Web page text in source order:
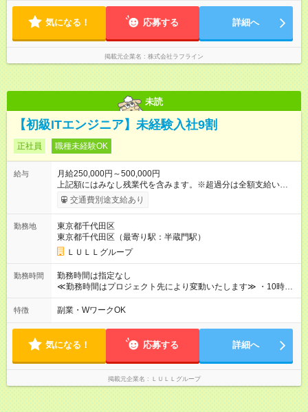
気になる！ 応募する 詳細へ
掲載元企業名 株式会社ラフライン
未読
【初級ITエンジニア】未経験入社9割
正社員 職種未経験OK
給与
月給250,000円～500,000円
上記額にはみなし残業代を含みます。※超過分は全額支給いたし
ます。 みなし残業代 21,675円／月 みなし残業時間 12時間／月 -
------------------------------------------------------- ≪経験者の方は以下と
万円～＋業績賞与＋交通費＋各種手当 ※固定残業代（30時間/6
万6，610円分）を含む。超過分は追加支給いたします 能力やス
キルを考慮し初任給を決定。経験者の方は前給考慮も可能で
す！ ◎昇給年1回（研修終了後） ◎賞与年2回（2月・8月）＋業
績賞与あり ◤スキルアップも、収入アップも。◢ 入社後の成長
や頑張りは、しっかり給与で還元しています。 実際にほぼ全員
上アップした社員も。 エンジニアへの還元率は業界高水準の
87％。 スキルを磨いた分だけ、収入アップも目指せる環境で
す！ 【試用期間】試用期間あり 試用期間の長さ：6ヶ月 ※ 雇用
形態と給与に、本採用時と異なる部分があります。 雇用形態：
中途採用（契約社員） 給与：月給 230,000円以上 上記額にはみ
なし残業代を含みます。※超過分は全額支給いたします。 みな
別途支給いたします ※研修期間中（最大12ヶ月間）も、試用期
交通費別途支給あり
勤務地
東京都千代田区
東京都千代田区（最寄り駅：半蔵門駅）
ＬＵＬＬグループ
勤務時間
勤務時間は指定なし
≪勤務時間はプロジェクト先により変動いたします≫ ・10時00
分～19時00分（休憩1時間） ・9時00分～18時00分（休憩1時
間） ＼平日夜も、ちゃんと「自分時間」がつくれます／ 残業は
やサウナなど、 趣味の時間を楽しむ社員も多くいます◎
特徴 副業・WワークOK
気になる！ 応募する 詳細へ
掲載元企業名 ＬＵＬＬグループ